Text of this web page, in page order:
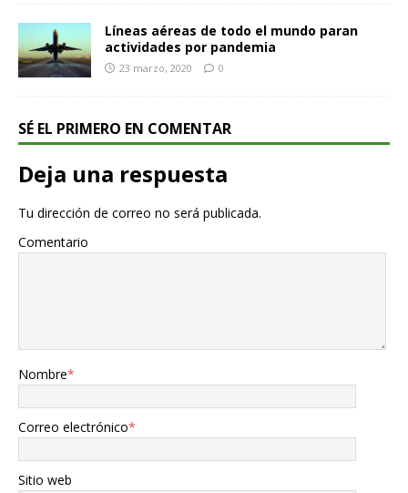
Líneas aéreas de todo el mundo paran
actividades por pandemia
23 marzo, 2020 0
SÉ EL PRIMERO EN COMENTAR
Deja una respuesta
Tu dirección de correo no será publicada.
Comentario
Nombre*
Correo electrónico*
Sitio web